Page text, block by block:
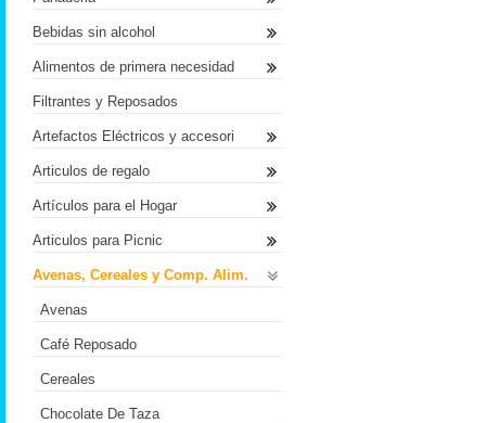
Bebidas sin alcohol
Alimentos de primera necesidad
Filtrantes y Reposados
Artefactos Eléctricos y accesori
Articulos de regalo
Artículos para el Hogar
Articulos para Picnic
Avenas, Cereales y Comp. Alim.
Avenas
Café Reposado
Cereales
Chocolate De Taza